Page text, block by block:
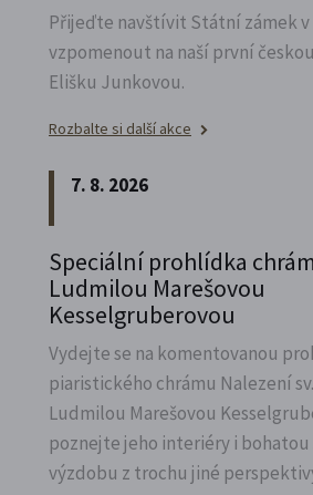
Přijeďte navštívit Státní zámek v
vzpomenout na naší první
Elišku Junkovou.
Rozbalte si další akce
7. 8. 2026
Speciální prohlídka
Ludmilou Marešovou
Kesselgruberovou
Vydejte se na komentovanou
piaristického chrámu Nalezení sv.
Ludmilou Marešovou
poznejte jeho interiéry i bohatou
výzdobu z trochu jiné